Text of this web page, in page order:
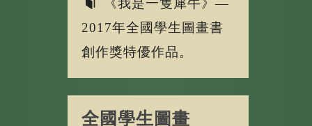
《我是一隻犀牛》—
2017年全國學生圖畫書
創作獎特優作品。
全國學生圖畫